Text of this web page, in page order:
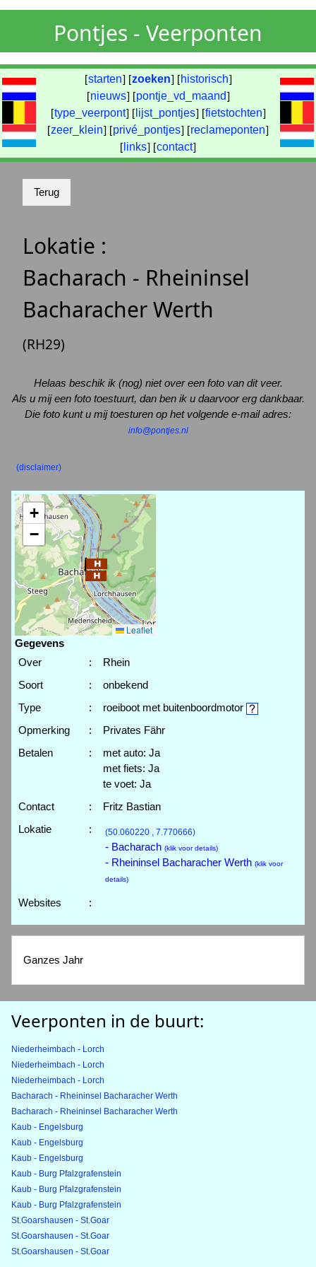
Pontjes - Veerponten
[starten] [zoeken] [ historisch]
[nieuws] [pontje_vd_maand]
[type_veerpont] [ lijst_pontjes] [fietstochten]
[zeer_klein] [privé_pontjes] [reclameponten]
[ links] [contact]
Lokatie :
Bacharach - Rheininsel
Bacharacher Werth
(RH29)
Helaas beschik ik (nog) niet over een foto van dit veer.
Als u mij een foto toestuurt, dan ben ik u daarvoor erg dankbaar.
Die foto kunt u mij toesturen op het volgende e-mail adres:
info@pontjes.nl
(disclaimer)
+
−
Leaflet
Gegevens
Over
:
Rhein
Soort
:
onbekend
Type
:
roeiboot met buitenboordmotor
Opmerking
:
Privates Fähr
Betalen
:
met auto: Ja
met fiets: Ja
te voet: Ja
Contact
:
Fritz Bastian
Lokatie
: (50.060220 , 7.770666)
- Bacharach (klik voor details)
- Rheininsel Bacharacher Werth (klik voor
details)
Websites :
Ganzes Jahr
Veerponten in de buurt:
Niederheimbach - Lorch
Niederheimbach - Lorch
Niederheimbach - Lorch
Bacharach - Rheininsel Bacharacher Werth
Bacharach - Rheininsel Bacharacher Werth
Kaub - Engelsburg
Kaub - Engelsburg
Kaub - Engelsburg
Kaub - Burg Pfalzgrafenstein
Kaub - Burg Pfalzgrafenstein
Kaub - Burg Pfalzgrafenstein
St.Goarshausen - St.Goar
St.Goarshausen - St.Goar
St.Goarshausen - St.Goar